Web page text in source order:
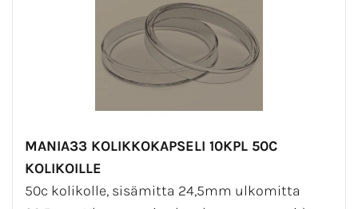
MANIA33 KOLIKKOKAPSELI 10KPL 50C
KOLIKOILLE
50c kolikolle, sisämitta 24,5mm ulkomitta